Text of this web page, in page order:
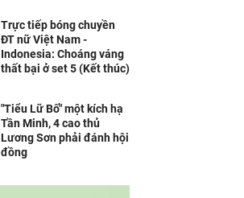
Trực tiếp bóng chuyền
ĐT nữ Việt Nam -
Indonesia: Choáng váng
thất bại ở set 5 (Kết thúc)
"Tiểu Lữ Bố" một kích hạ
Tần Minh, 4 cao thủ
Lương Sơn phải đánh hội
đồng